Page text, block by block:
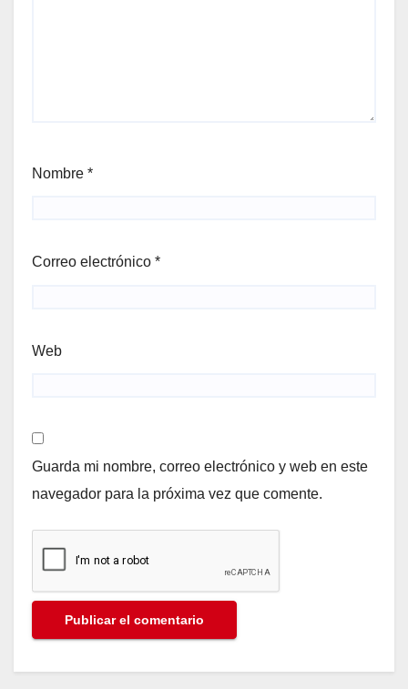
Nombre *
Correo electrónico *
Web
Guarda mi nombre, correo electrónico y web en este
navegador para la próxima vez que comente.